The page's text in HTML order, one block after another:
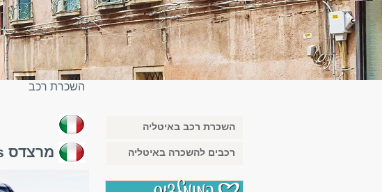
השכרת רכב
באיטליה
מרצדס C Class
השכרת רכב באיטליה
רכבים להשכרה באיטליה